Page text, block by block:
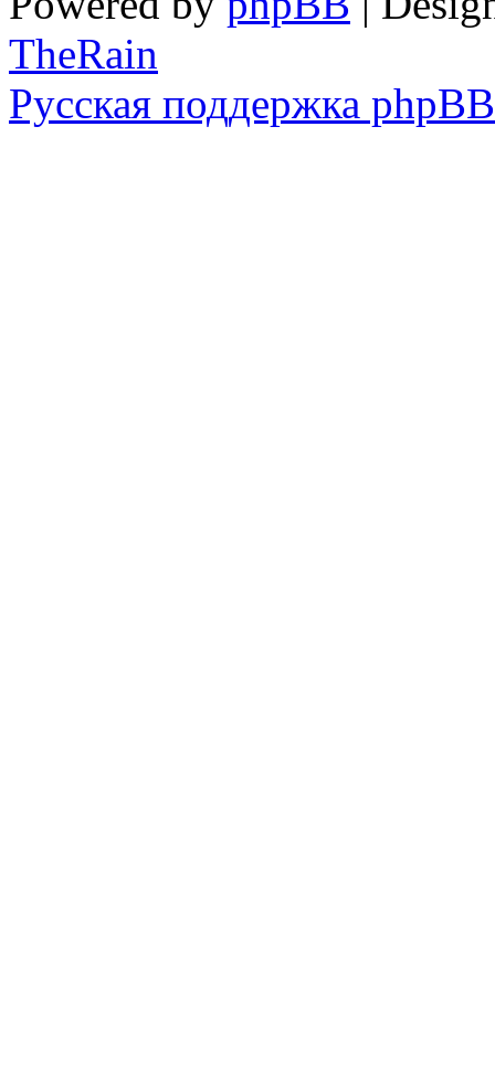
TheRain
Русская поддержка phpBB